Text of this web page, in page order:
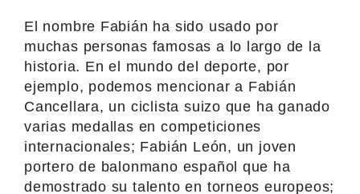
El nombre Fabián ha sido usado por
muchas personas famosas a lo largo de la
historia. En el mundo del deporte, por
ejemplo, podemos mencionar a Fabián
Cancellara, un ciclista suizo que ha ganado
varias medallas en competiciones
internacionales; Fabián León, un joven
portero de balonmano español que ha
demostrado su talento en torneos europeos;